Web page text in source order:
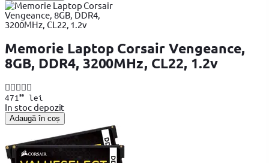
Memorie Laptop Corsair Vengeance,
8GB, DDR4, 3200MHz, CL22, 1.2v
471 99lei
In stoc depozit
Adaugă în coș